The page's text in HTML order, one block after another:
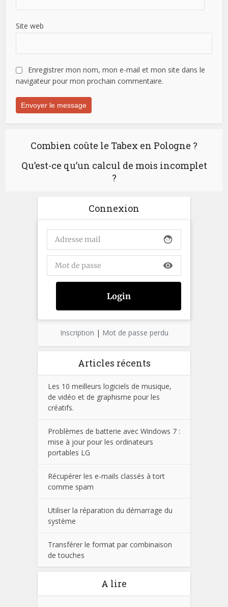
Site web
Enregistrer mon nom, mon e-mail et mon site dans le
navigateur pour mon prochain commentaire.
Combien coûte le Tabex en Pologne ?
Qu’est-ce qu’un calcul de mois incomplet
?
Connexion
face
visibility
Inscription | Mot de passe perdu
Articles récents
Les 10 meilleurs logiciels de musique,
de vidéo et de graphisme pour les
créatifs.
Problèmes de batterie avec Windows 7 :
mise à jour pour les ordinateurs
portables LG
Récupérer les e-mails classés à tort
comme spam
Utiliser la réparation du démarrage du
système
Transférer le format par combinaison
de touches
A lire